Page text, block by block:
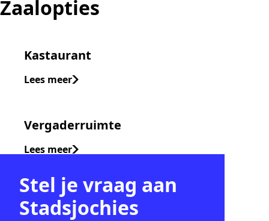
Zaalopties
Kastaurant
Lees meer
Vergaderruimte
Lees meer
Stel je vraag aan
Stadsjochies